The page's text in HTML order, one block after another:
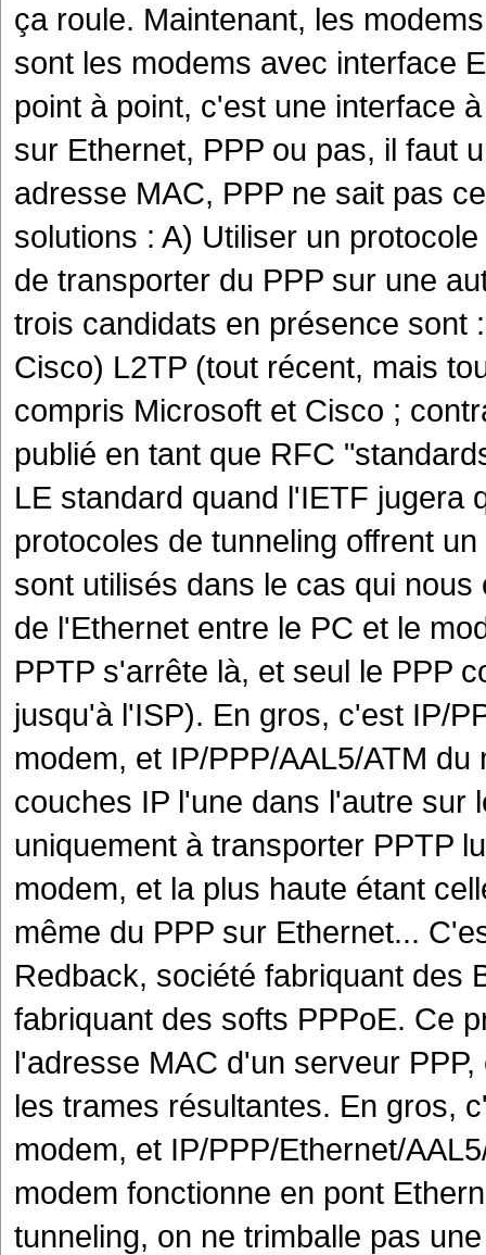
ça roule. Maintenant, les
sont les modems avec interface
point à point, c'est une interface
sur Ethernet, PPP ou pas, il faut
adresse MAC, PPP ne sait pas
solutions : A) Utiliser un
de transporter du PPP sur une
trois candidats en présence sont
Cisco) L2TP (tout récent, mais
compris Microsoft et Cisco ;
publié en tant que RFC
LE standard quand l'IETF jugera
protocoles de tunneling offrent
sont utilisés dans le cas qui
de l'Ethernet entre le PC et le
PPTP s'arrête là, et seul le PPP
jusqu'à l'ISP). En gros, c'est IP/
modem, et IP/PPP/AAL5/ATM
couches IP l'une dans l'autre sur
uniquement à transporter PPTP
modem, et la plus haute étant
même du PPP sur Ethernet...
Redback, société fabriquant des
fabriquant des softs PPPoE. Ce
l'adresse MAC d'un serveur
les trames résultantes. En gros,
modem, et IP/PPP/Ethernet/
modem fonctionne en pont
tunneling, on ne trimballe pas